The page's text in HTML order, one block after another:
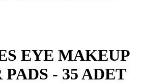
EYE MAKEUP
- 35 ADET